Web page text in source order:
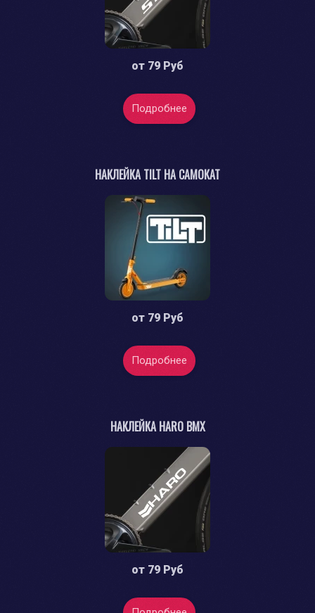
от 79 Руб
Подробнее
НАКЛЕЙКА TILT НА САМОКАТ
от 79 Руб
Подробнее
НАКЛЕЙКА HARO BMX
от 79 Руб